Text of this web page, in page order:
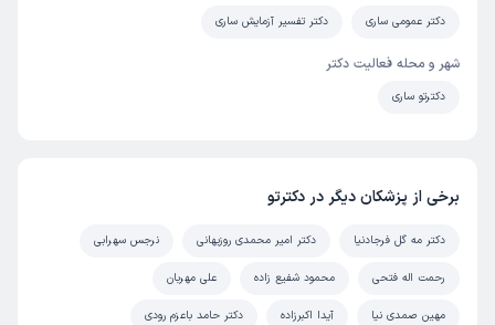
دکتر عمومی ساری دکتر تفسیر آزمایش ساری
شهر و محله فعالیت دکتر
دکترتو ساری
برخی از پزشکان دیگر در دکترتو
دکتر مه گل فرجادنیا دکتر امیر محمدی روزبهانی نرجس سهرابی
رحمت اله فتحی محمود شفیع زاده علی مهربان
مهین صمدی نیا آیدا اکبرزاده دکتر حامد باعزم رودی